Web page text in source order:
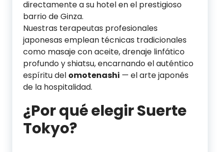
directamente a su hotel en el prestigioso
barrio de Ginza.
Nuestras terapeutas profesionales
japonesas emplean técnicas tradicionales
como masaje con aceite, drenaje linfático
profundo y shiatsu, encarnando el auténtico
espíritu del omotenashi — el arte japonés
de la hospitalidad.
¿Por qué elegir Suerte
Tokyo?